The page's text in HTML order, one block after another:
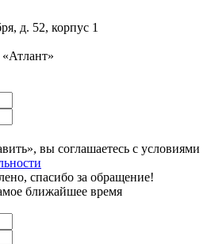
д. 52, корпус 1
вы соглашаетесь с условиями
спасибо за обращение!
ближайшее время